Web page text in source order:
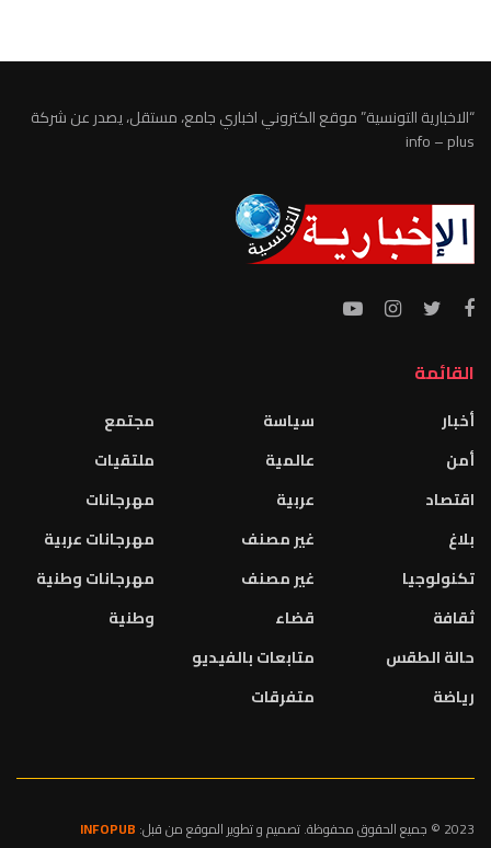
“الاخبارية التونسية” موقع الكتروني اخباري جامع، مستقل، يصدر عن شركة
info – plus
القائمة
أخبار
أمن
اقتصاد
بلاغ
تكنولوجيا
ثقافة
حالة الطقس
رياضة
سياسة
عالمية
عربية
غير مصنف
غير مصنف
قضاء
متابعات بالفيديو
متفرقات
مجتمع
ملتقيات
مهرجانات
مهرجانات عربية
مهرجانات وطنية
وطنية
2023 © جميع الحقوق محفوظة. تصميم و تطوير الموقع من قبل: INFOPUB